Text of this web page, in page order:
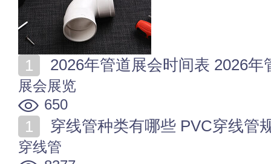
2026年管道展会时间表 2026年
展会展览
650
穿线管种类有哪些 PVC穿线管
穿线管